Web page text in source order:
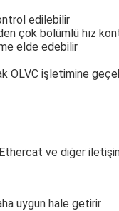
edilebilir
çok bölümlü hız
elde edebilir
OLVC işletimine
ve diğer
uygun hale getirir